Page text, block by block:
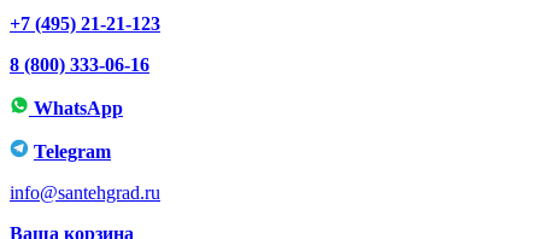
+7 (495) 21-21-123
8 (800) 333-06-16
WhatsApp
Telegram
info@santehgrad.ru
Ваша корзина